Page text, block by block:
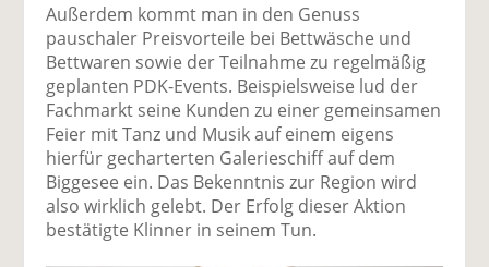
Außerdem kommt man in den Genuss
pauschaler Preisvorteile bei Bettwäsche und
Bettwaren sowie der Teilnahme zu regelmäßig
geplanten PDK-Events. Beispielsweise lud der
Fachmarkt seine Kunden zu einer gemeinsamen
Feier mit Tanz und Musik auf einem eigens
hierfür gecharterten Galerieschiff auf dem
Biggesee ein. Das Bekenntnis zur Region wird
also wirklich gelebt. Der Erfolg dieser Aktion
bestätigte Klinner in seinem Tun.